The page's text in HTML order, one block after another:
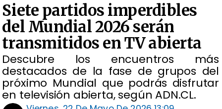
Siete partidos imperdibles
del Mundial 2026 serán
transmitidos en TV abierta
Descubre los encuentros más
destacados de la fase de grupos del
próximo Mundial que podrás disfrutar
en televisión abierta, según ADN.CL.